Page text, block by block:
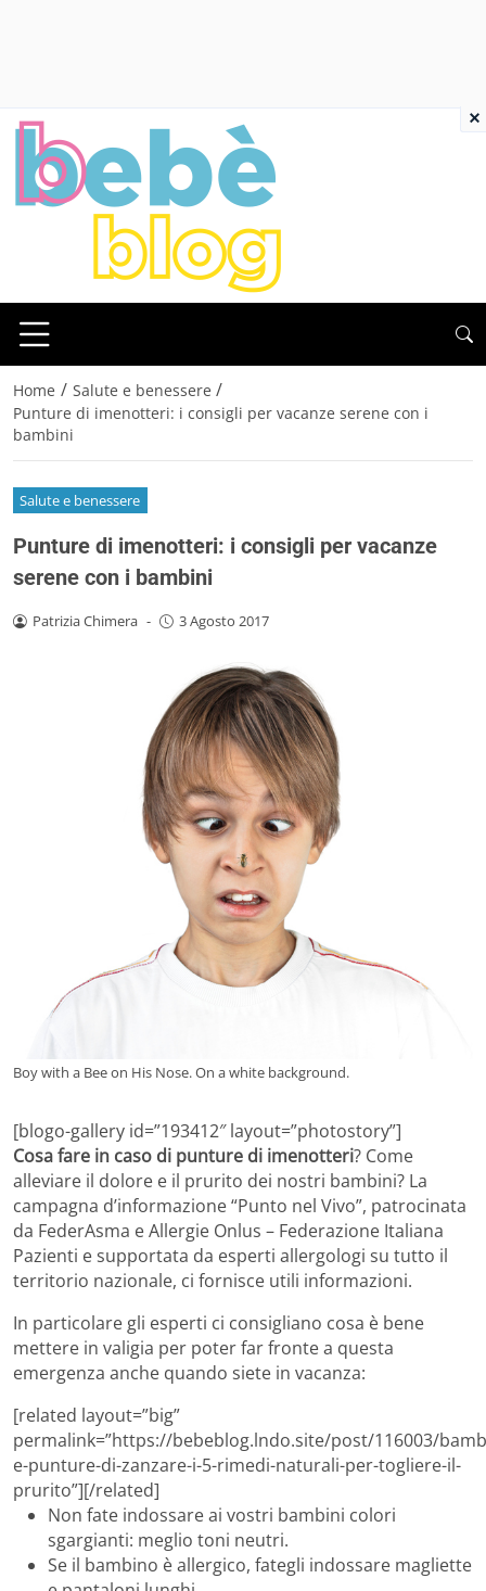
Home / Salute e benessere /
Punture di imenotteri: i consigli per vacanze serene con i
bambini
Salute e benessere
Punture di imenotteri: i consigli per vacanze
serene con i bambini
Patrizia Chimera - 3 Agosto 2017
Boy with a Bee on His Nose. On a white background.
[blogo-gallery id=”193412″ layout=”photostory”]
Cosa fare in caso di punture di imenotteri? Come
alleviare il dolore e il prurito dei nostri bambini? La
campagna d’informazione “Punto nel Vivo”, patrocinata
da FederAsma e Allergie Onlus – Federazione Italiana
Pazienti e supportata da esperti allergologi su tutto il
territorio nazionale, ci fornisce utili informazioni.
In particolare gli esperti ci consigliano cosa è bene
mettere in valigia per poter far fronte a questa
emergenza anche quando siete in vacanza:
[related layout=”big”
permalink=”https://bebeblog.lndo.site/post/116003/
e-punture-di-zanzare-i-5-rimedi-naturali-per-togliere-il-
prurito”][/related]
Non fate indossare ai vostri bambini colori
sgargianti: meglio toni neutri.
Se il bambino è allergico, fategli indossare magliette
×